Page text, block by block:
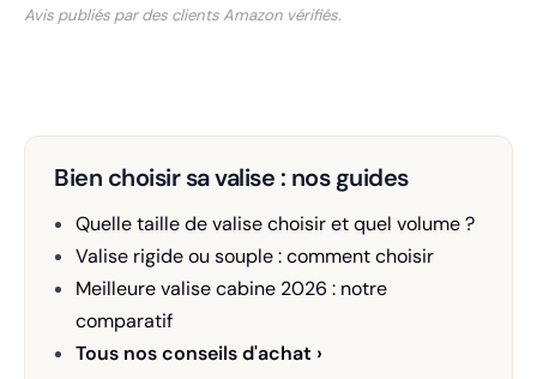
Avis publiés par des clients Amazon vérifiés.
Bien choisir sa valise : nos guides
Quelle taille de valise choisir et quel volume ?
Valise rigide ou souple : comment choisir
Meilleure valise cabine 2026 : notre
comparatif
Tous nos conseils d'achat ›